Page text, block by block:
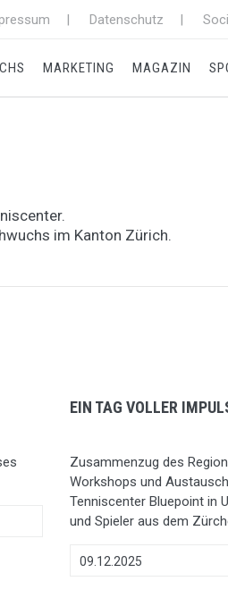
Datenschutz
MARKETING MAGAZIN
im Kanton Zürich.
EIN TAG VOLLER
Zusammenzug des
Workshops und
Tenniscenter Bluepoint in
und Spieler aus dem
09.12.2025